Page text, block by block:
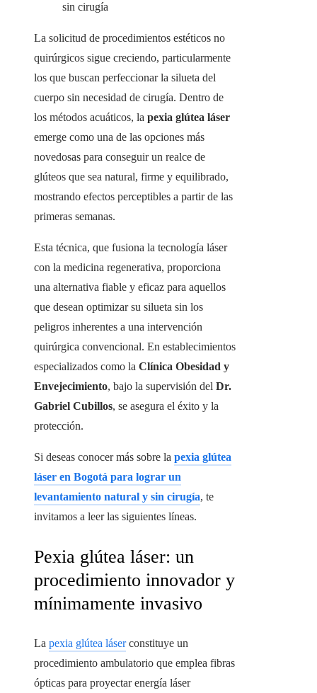
sin cirugía
La solicitud de procedimientos estéticos no
quirúrgicos sigue creciendo, particularmente
los que buscan perfeccionar la silueta del
cuerpo sin necesidad de cirugía. Dentro de
los métodos acuáticos, la pexia glútea láser
emerge como una de las opciones más
novedosas para conseguir un realce de
glúteos que sea natural, firme y equilibrado,
mostrando efectos perceptibles a partir de las
primeras semanas.
Esta técnica, que fusiona la tecnología láser
con la medicina regenerativa, proporciona
una alternativa fiable y eficaz para aquellos
que desean optimizar su silueta sin los
peligros inherentes a una intervención
quirúrgica convencional. En establecimientos
especializados como la Clínica Obesidad y
Envejecimiento, bajo la supervisión del Dr.
Gabriel Cubillos, se asegura el éxito y la
protección.
Si deseas conocer más sobre la pexia glútea
láser en Bogotá para lograr un
levantamiento natural y sin cirugía, te
invitamos a leer las siguientes líneas.
Pexia glútea láser: un
procedimiento innovador y
mínimamente invasivo
La pexia glútea láserconstituye un
procedimiento ambulatorio que emplea fibras
ópticas para proyectar energía láser